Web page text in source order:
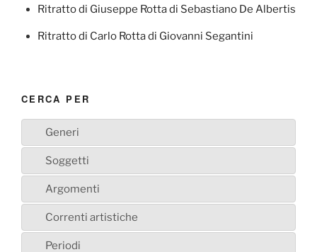
Ritratto di Giuseppe Rotta di Sebastiano De Albertis
Ritratto di Carlo Rotta di Giovanni Segantini
CERCA PER
Generi
Soggetti
Argomenti
Correnti artistiche
Periodi